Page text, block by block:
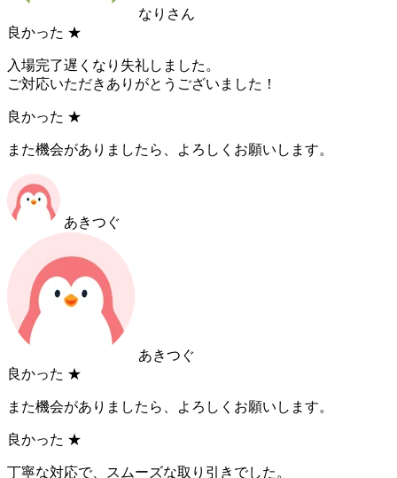
なりさん
良かった ★
入場完了遅くなり失礼しました。
ご対応いただきありがとうございました！
良かった ★
また機会がありましたら、よろしくお願いします。
あきつぐ
あきつぐ
良かった ★
また機会がありましたら、よろしくお願いします。
良かった ★
丁寧な対応で、スムーズな取り引きでした。